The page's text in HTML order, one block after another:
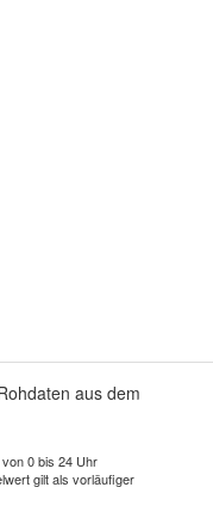
aus dem
0 bis 24 Uhr
gilt als vorläufiger